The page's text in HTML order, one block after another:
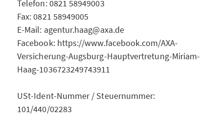
Telefon: 0821 58949003
Fax: 0821 58949005
E-Mail: agentur.haag@axa.de
Facebook: https://www.facebook.com/AXA-
Versicherung-Augsburg-Hauptvertretung-Miriam-
Haag-1036723249743911
USt-Ident-Nummer / Steuernummer:
101/440/02283